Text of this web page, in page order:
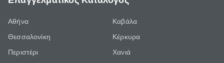
Αθήνα
Θεσσαλονίκη
Περιστέρι
Καβάλα
Κέρκυρα
Χανιά